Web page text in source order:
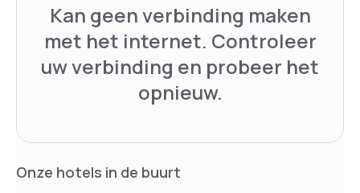
Kan geen verbinding maken
met het internet. Controleer
uw verbinding en probeer het
opnieuw.
Onze hotels in de buurt